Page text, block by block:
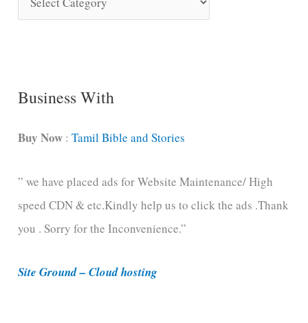
o
C
t
g
o
r
e
Business With
Buy Now :Tamil Bible and Stories
” we have placed ads for Website Maintenance/ High
speed CDN & etc.Kindly help us to click the ads .Thank
you . Sorry for the Inconvenience.”
Site Ground – Cloud hosting